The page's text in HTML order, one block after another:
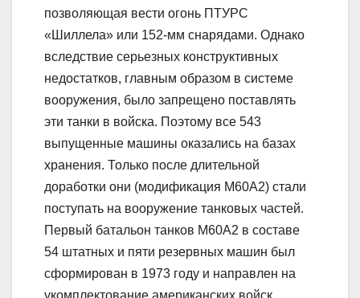
позволяющая вести огонь ПТУРС
«Шиллела» или 152-мм снарядами. Однако
вследствие серьезных конструктивных
недостатков, главным образом в системе
вооружения, было запрещено поставлять
эти танки в войска. Поэтому все 543
выпущенные машины оказались на базах
хранения. Только после длительной
доработки они (модификация М60А2) стали
поступать на вооружение танковых частей.
Первый батальон танков М60А2 в составе
54 штатных и пяти резервных машин был
сформирован в 1973 году и направлен на
укомплектование американских войск,